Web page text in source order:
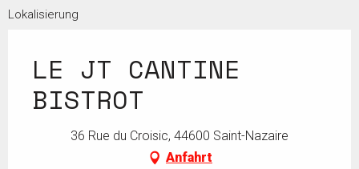
Lokalisierung
LE JT CANTINE
BISTROT
36 Rue du Croisic, 44600 Saint-Nazaire
Anfahrt